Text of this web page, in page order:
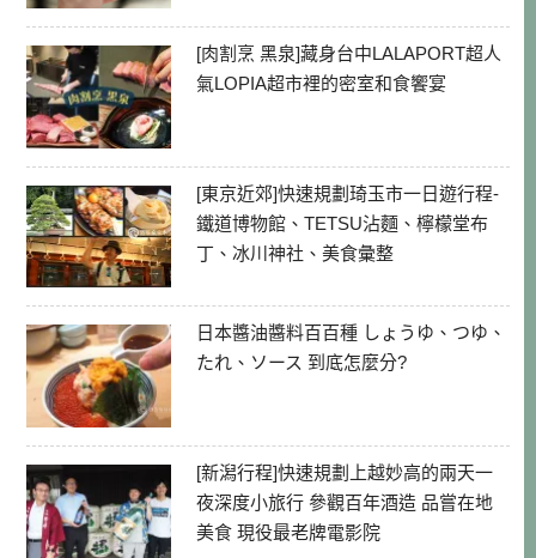
[肉割烹 黑泉]藏身台中LALAPORT超人
氣LOPIA超市裡的密室和食饗宴
[東京近郊]快速規劃琦玉市一日遊行程-
鐵道博物館、TETSU沾麵、檸檬堂布
丁、冰川神社、美食彙整
日本醬油醬料百百種 しょうゆ、つゆ、
たれ、ソース 到底怎麼分?
[新潟行程]快速規劃上越妙高的兩天一
夜深度小旅行 參觀百年酒造 品嘗在地
美食 現役最老牌電影院